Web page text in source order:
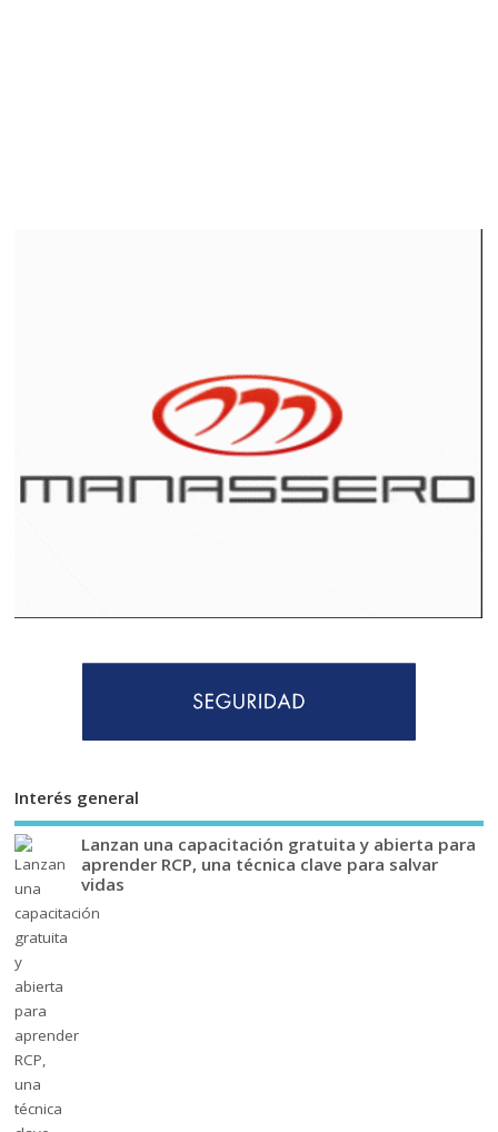
Interés general
Lanzan una capacitación gratuita y abierta para
aprender RCP, una técnica clave para salvar
vidas